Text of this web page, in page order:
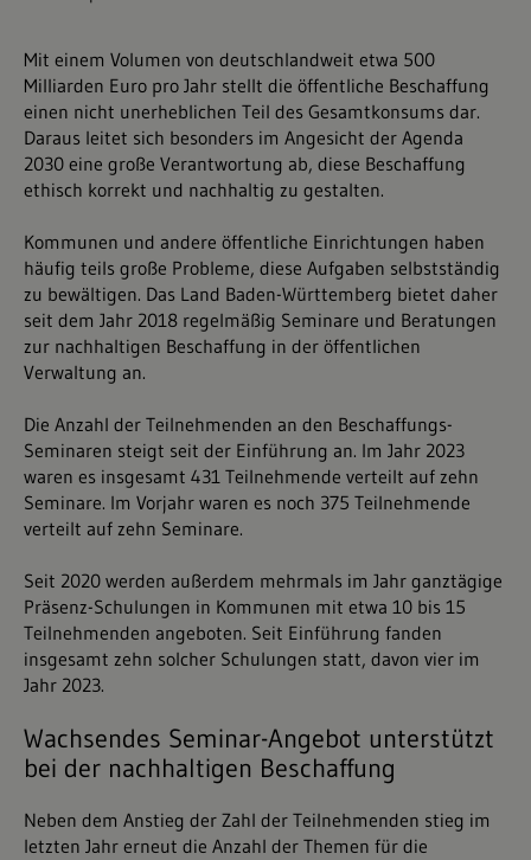
Mit einem Volumen von deutschlandweit etwa 500
Milliarden Euro pro Jahr stellt die öffentliche Beschaffung
einen nicht unerheblichen Teil des Gesamtkonsums dar.
Daraus leitet sich besonders im Angesicht der Agenda
2030 eine große Verantwortung ab, diese Beschaffung
ethisch korrekt und nachhaltig zu gestalten.
Kommunen und andere öffentliche Einrichtungen haben
häufig teils große Probleme, diese Aufgaben selbstständig
zu bewältigen. Das Land Baden-Württemberg bietet daher
seit dem Jahr 2018 regelmäßig Seminare und Beratungen
zur nachhaltigen Beschaffung in der öffentlichen
Verwaltung an.
Die Anzahl der Teilnehmenden an den Beschaffungs-
Seminaren steigt seit der Einführung an. Im Jahr 2023
waren es insgesamt 431 Teilnehmende verteilt auf zehn
Seminare. Im Vorjahr waren es noch 375 Teilnehmende
verteilt auf zehn Seminare.
Seit 2020 werden außerdem mehrmals im Jahr ganztägige
Präsenz-Schulungen in Kommunen mit etwa 10 bis 15
Teilnehmenden angeboten. Seit Einführung fanden
insgesamt zehn solcher Schulungen statt, davon vier im
Jahr 2023.
Wachsendes Seminar-Angebot unterstützt
bei der nachhaltigen Beschaffung
Neben dem Anstieg der Zahl der Teilnehmenden stieg im
letzten Jahr erneut die Anzahl der Themen für die